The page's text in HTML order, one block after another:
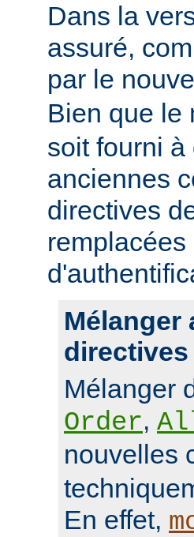
Dans la
assuré,
par le
Bien que le
soit fourni
anciennes
directives
Mélanger
directives
Mélanger
Order,
nouvelles
En effet,